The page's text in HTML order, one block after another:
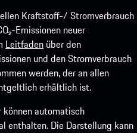
Kraftstoff-/ Stromverbrauch
Emissionen neuer
Leitfaden über den
und den Stromverbrauch
werden, der an allen
erhältlich ist.
automatisch
enthalten. Die Darstellung kann